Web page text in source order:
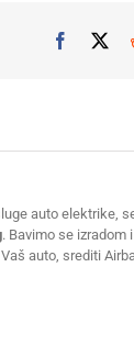
auto elektrike,
. Bavimo se izradom
auto, srediti